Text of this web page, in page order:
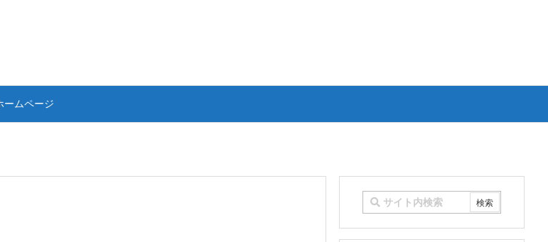
ームページ